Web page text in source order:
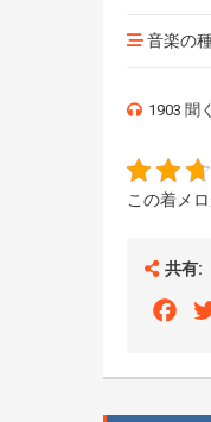
音楽の
1903 聞く
この着メ
共有: